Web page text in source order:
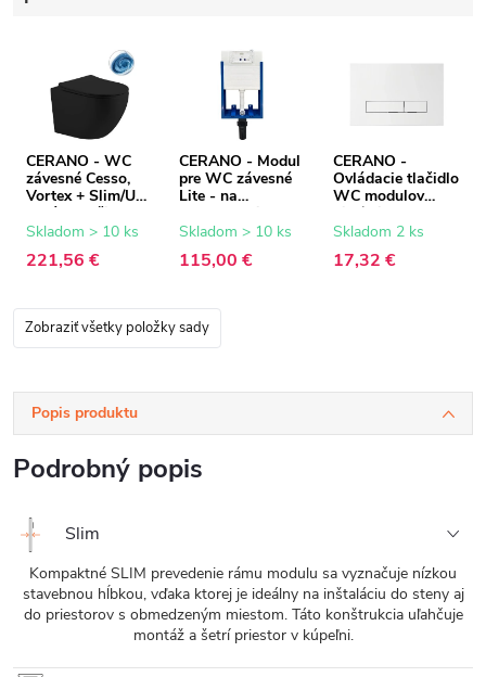
CERANO - WC
závesné Cesso,
Vortex + Slim/UF
sedátko - čierna
matná - 49x36 cm
Skladom > 10 ks
221,56 €
CERANO - Modul
pre WC závesné
Lite - na
47x76,7 cm
Skladom > 10 ks
115,00 €
CERANO -
Ovládacie tlačidlo
WC modulov
Lite/Slim - ABS -
biela
Skladom 2 ks
17,32 €
Zobraziť všetky položky sady
Popis produktu
Podrobný popis
Slim
Kompaktné SLIM prevedenie rámu modulu sa vyznačuje nízkou
stavebnou hĺbkou, vďaka ktorej je ideálny na inštaláciu do steny aj
do priestorov s obmedzeným miestom. Táto konštrukcia uľahčuje
montáž a šetrí priestor v kúpeľni.